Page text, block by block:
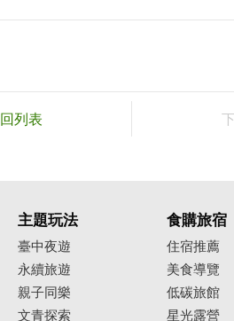
回列表
主題玩法
臺中夜遊
永續旅遊
親子同樂
文青探索
食購旅宿
住宿推薦
美食導覽
低碳旅館
星光露營